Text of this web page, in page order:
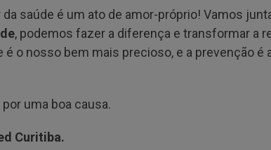
saúde é um ato de amor-próprio! Vamos
, podemos fazer a diferença e transformar a
é o nosso bem mais precioso, e a prevenção é
uma boa causa.
Curitiba.